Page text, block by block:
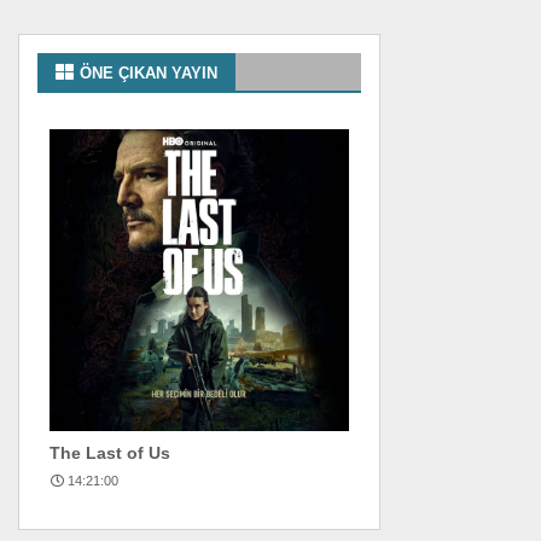
ÖNE ÇIKAN YAYIN
The Last of Us
14:21:00